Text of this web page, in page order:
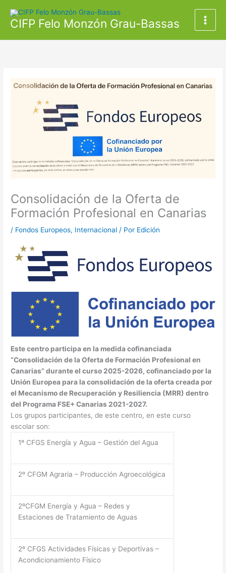
contenido
CIFP Felo Monzón Grau-Bassas
Consolidación de la Oferta de
Formación Profesional en Canarias
/ Fondos Europeos, Internacional / Por Edición
Este centro participa en la medida cofinanciada
“Consolidación de la Oferta de Formación Profesional en
Canarias” durante el curso 2025-2026, cofinanciado por la
Unión Europea para la consolidación de la oferta creada por
el Mecanismo de Recuperación y Resiliencia (MRR) dentro
del Programa FSE+ Canarias 2021-2027.
Los grupos participantes, de este centro, en este curso
escolar son:
1º CFGS Energía y Agua – Gestión del Agua
2º CFGM Agraria – Producción Agroecológica
2ºCFGM Energía y Agua – Redes y
Estaciones de Tratamiento de Aguas
2º CFGS Actividades Físicas y Deportivas –
Acondicionamiento Físico